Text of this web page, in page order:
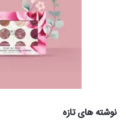
نوشته های تازه